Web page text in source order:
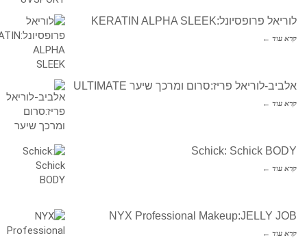
לוריאל פרופסיונל:KERATIN ALPHA SLEEK
קרא עוד ←
אלביב-לוריאל פריז:סרום ומרכך שיער ULTIMATE
קרא עוד ←
Schick: Schick BODY
קרא עוד ←
NYX Professional Makeup:JELLY JOB
קרא עוד ←